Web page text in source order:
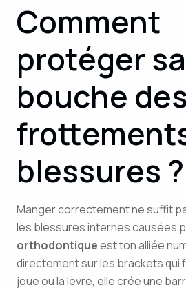
Comment
protéger sa
bouche des
blessures ?
Manger correctement ne suffit
les blessures internes causées
orthodontiqueest ton alliée
directement sur les brackets qui
joue ou la lèvre, elle crée une